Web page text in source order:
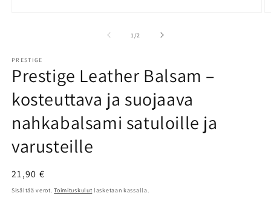
1//2
PRESTIGE
Prestige Leather Balsam –
kosteuttava ja suojaava
nahkabalsami satuloille ja
varusteille
Normaalihinta
21,90 €
Sisältää verot.Toimituskulut lasketaan kassalla.